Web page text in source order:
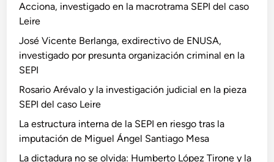
Acciona, investigado en la macrotrama SEPI del caso
Leire
José Vicente Berlanga, exdirectivo de ENUSA,
investigado por presunta organización criminal en la
SEPI
Rosario Arévalo y la investigación judicial en la pieza
SEPI del caso Leire
La estructura interna de la SEPI en riesgo tras la
imputación de Miguel Ángel Santiago Mesa
La dictadura no se olvida: Humberto López Tirone y la